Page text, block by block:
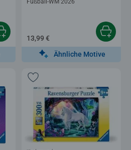
13,99 €
Ähnliche Motive